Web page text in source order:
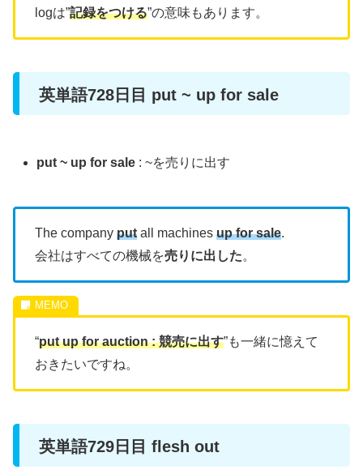
logは”記録をつける”の意味もあります。
英単語728日目 put ~ up for sale
put ~ up for sale : ~を売りに出す
The company put all machines up for sale.
会社はすべての機械を売りに出した。
“put up for auction : 競売に出す”も一緒に憶えて
おきたいですね。
英単語729日目 flesh out